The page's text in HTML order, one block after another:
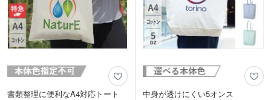
書類整理に便利なA4対応トート 中身が透けにくい5オンス